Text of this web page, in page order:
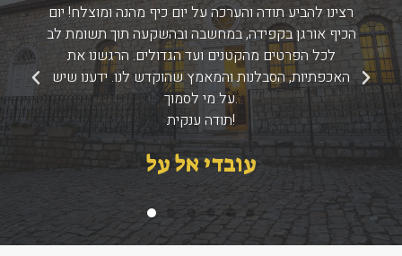
רצינו להביע תודה והערכה על יום כיף מהנה ומוצלח! יום
הכיף אורגן בקפידה, במחשבה ובהשקעה תוך תשומת לב
לכל הפרטים מהקטנים ועד הגדולים. הרגשנו את
האכפתיות, הסבלנות והמאמץ שהוקדש לנו. ידענו שיש
על מי לסמוך.
תודה ענקית!
עובדי אל על
Previous Next